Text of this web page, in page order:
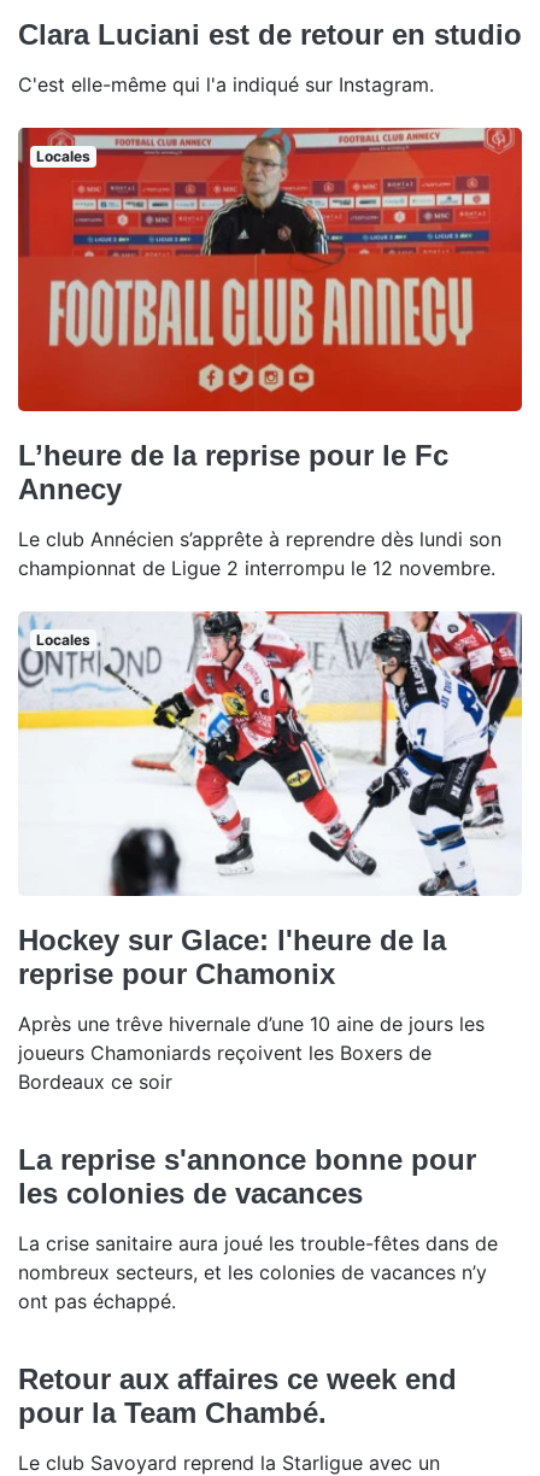
Clara Luciani est de retour en studio
C'est elle-même qui l'a indiqué sur Instagram.
Locales
L’heure de la reprise pour le Fc
Annecy
Le club Annécien s’apprête à reprendre dès lundi son
championnat de Ligue 2 interrompu le 12 novembre.
Locales
Hockey sur Glace: l'heure de la
reprise pour Chamonix
Après une trêve hivernale d’une 10 aine de jours les
joueurs Chamoniards reçoivent les Boxers de
Bordeaux ce soir
La reprise s'annonce bonne pour
les colonies de vacances
La crise sanitaire aura joué les trouble-fêtes dans de
nombreux secteurs, et les colonies de vacances n’y
ont pas échappé.
Retour aux affaires ce week end
pour la Team Chambé.
Le club Savoyard reprend la Starligue avec un